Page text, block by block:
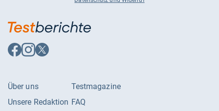
Auf
Facebook
Auf
Instagram
Auf
X
Über uns
Unsere Redaktion
Testmagazine
FAQ